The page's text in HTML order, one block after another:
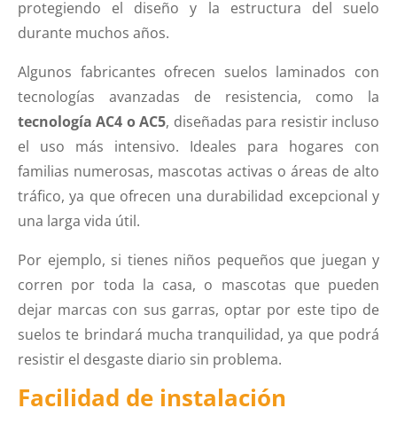
protegiendo el diseño y la estructura del suelo
durante muchos años.
Algunos fabricantes ofrecen suelos laminados con
tecnologías avanzadas de resistencia, como la
tecnología AC4 o AC5, diseñadas para resistir incluso
el uso más intensivo. Ideales para hogares con
familias numerosas, mascotas activas o áreas de alto
tráfico, ya que ofrecen una durabilidad excepcional y
una larga vida útil.
Por ejemplo, si tienes niños pequeños que juegan y
corren por toda la casa, o mascotas que pueden
dejar marcas con sus garras, optar por este tipo de
suelos te brindará mucha tranquilidad, ya que podrá
resistir el desgaste diario sin problema.
Facilidad de instalación